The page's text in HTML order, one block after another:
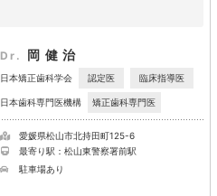
Dr. 岡健治
日本矯正歯科学会 認定医 臨床指導医
日本歯科専門医機構 矯正歯科専門医
愛媛県松山市北持田町125-6
最寄り駅：松山東警察署前駅
駐車場あり